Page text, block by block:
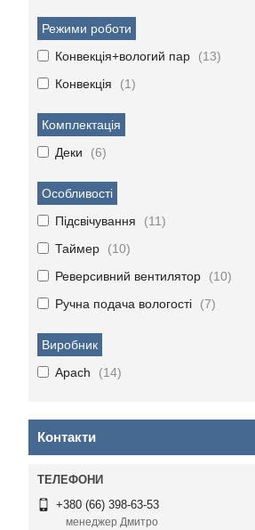
Режими роботи
Конвекція+вологий пар
13
Конвекція
1
Комплектація
Деки
6
Особливості
Підсвічування
11
Таймер
10
Реверсивний вентилятор
10
Ручна подача вологості
7
Виробник
Apach
14
Контакти
+380 (66) 398-63-53
менеджер Дмитро